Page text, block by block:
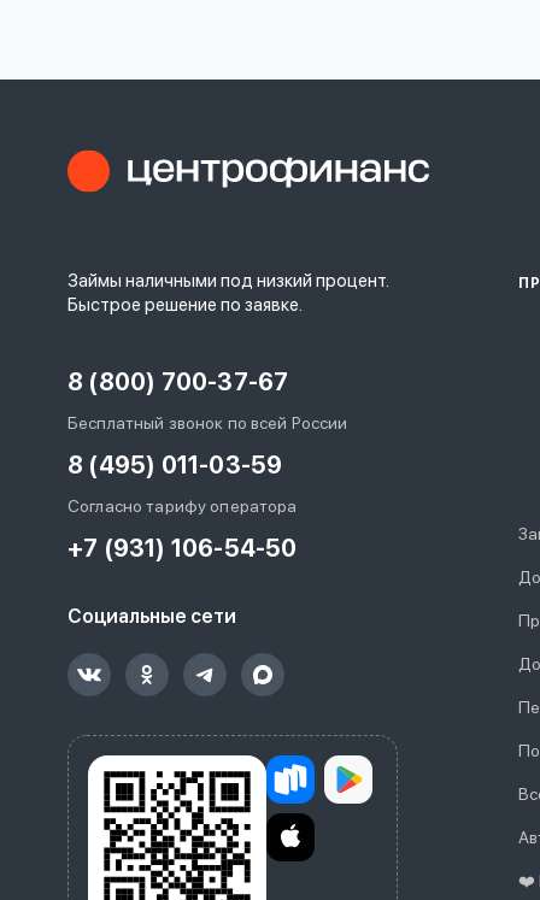
Займы наличными под низкий процент.
Быстрое решение по заявке.
8 (800) 700-37-67
Бесплатный звонок по всей России
8 (495) 011-03-59
Согласно тарифу оператора
+7 (931) 106-54-50
Социальные сети
❤️
Войти под другим номером